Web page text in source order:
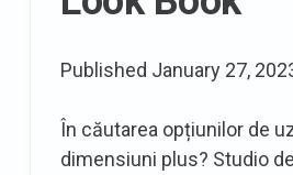
Published January 27,
În căutarea opțiunilor de
dimensiuni plus? Studio